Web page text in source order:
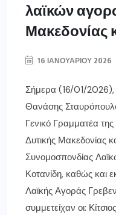
λαϊκών
Μακεδονίας
16 ΙΑΝΟΥΑΡΊΟΥ 2026
Σήμερα (16/01/2026),
Θανάσης
Γενικό Γραμματέα
Δυτικής Μακεδονίας
Συνομοσπονδίας
Κοτανίδη, καθώς και
Λαϊκής Αγοράς
συμμετείχαν οι: